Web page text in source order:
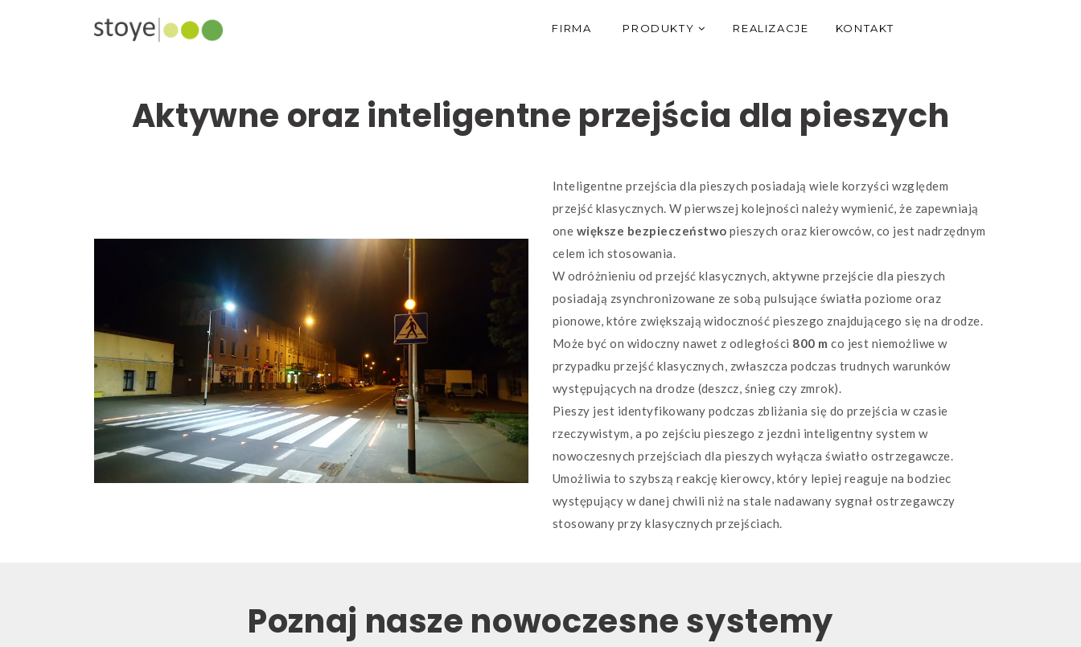
FIRMA PRODUKTY REALIZACJE KONTAKT
Aktywne oraz inteligentne przejścia dla pieszych
Inteligentne przejścia dla pieszych posiadają wiele korzyści względem
przejść klasycznych. W pierwszej kolejności należy wymienić, że zapewniają
one większe bezpieczeństwo pieszych oraz kierowców, co jest nadrzędnym
celem ich stosowania.
W odróżnieniu od przejść klasycznych, aktywne przejście dla pieszych
posiadają zsynchronizowane ze sobą pulsujące światła poziome oraz
pionowe, które zwiększają widoczność pieszego znajdującego się na drodze.
Może być on widoczny nawet z odległości 800 m co jest niemożliwe w
przypadku przejść klasycznych, zwłaszcza podczas trudnych warunków
występujących na drodze (deszcz, śnieg czy zmrok).
Pieszy jest identyfikowany podczas zbliżania się do przejścia w czasie
rzeczywistym, a po zejściu pieszego z jezdni inteligentny system w
nowoczesnych przejściach dla pieszych wyłącza światło ostrzegawcze.
Umożliwia to szybszą reakcję kierowcy, który lepiej reaguje na bodziec
występujący w danej chwili niż na stale nadawany sygnał ostrzegawczy
stosowany przy klasycznych przejściach.
Poznaj nasze nowoczesne systemy